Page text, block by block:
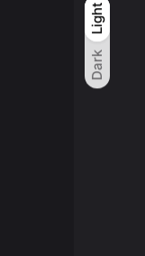
Dark
Light
Dark
Light